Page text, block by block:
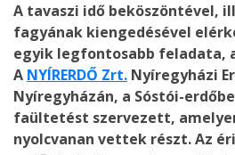
A tavaszi idő beköszöntével,
fagyának kiengedésével
egyik legfontosabb feladata,
A NYÍRERDŐ Zrt. Nyíregyházi
Nyíregyházán, a Sóstói-
faültetést szervezett,
nyolcvanan vettek részt. Az